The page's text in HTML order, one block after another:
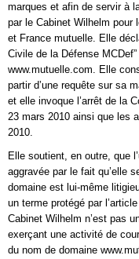
marques et afin de servir à
par le Cabinet Wilhelm pour
et France mutuelle. Elle
Civile de la Défense
www.mutuelle.com. Elle
partir d’une requête sur sa
et elle invoque l’arrêt de la
23 mars 2010 ainsi que les
2010.
Elle soutient, en outre, que
aggravée par le fait qu’elle
domaine est lui-même
un terme protégé par
Cabinet Wilhelm n’est pas
exerçant une activité de
du nom de domaine